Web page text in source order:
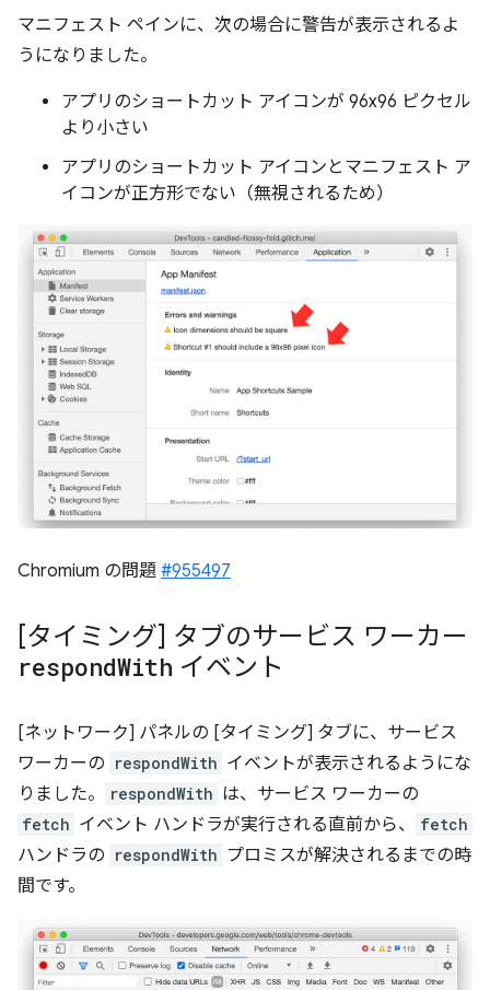
マニフェスト ペインに、次の場合に警告が表示されるよ
うになりました。
アプリのショートカット アイコンが 96x96 ピクセル
より小さい
アプリのショートカット アイコンとマニフェスト ア
イコンが正方形でない（無視されるため）
Chromium の問題 #955497
[タイミング] タブのサービス ワーカー
respondWith イベント
[ネットワーク] パネルの [タイミング] タブに、サービス
ワーカーの respondWith イベントが表示されるようにな
りました。
respondWith は、サービス ワーカーの
fetch イベント ハンドラが実行される直前から、 fetch
ハンドラの respondWith プロミスが解決されるまでの時
間です。